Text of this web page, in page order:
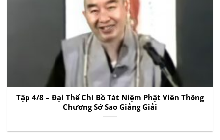
Tập 4/8 – Đại Thế Chí Bồ Tát Niệm Phật Viên Thông
Chương Sớ Sao Giảng Giải